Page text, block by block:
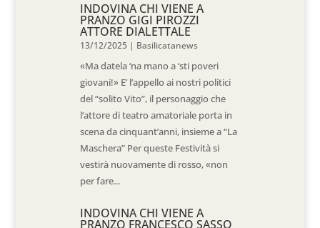
INDOVINA CHI VIENE A
PRANZO GIGI PIROZZI
ATTORE DIALETTALE
13/12/2025 | Basilicatanews
«Ma datela ‘na mano a ‘sti poveri
giovani!» E’ l’appello ai nostri politici
del “solito Vito”, il personaggio che
l’attore di teatro amatoriale porta in
scena da cinquant’anni, insieme a “La
Maschera” Per queste Festività si
vestirà nuovamente di rosso, «non
per fare...
INDOVINA CHI VIENE A
PRANZO FRANCESCO SASSO